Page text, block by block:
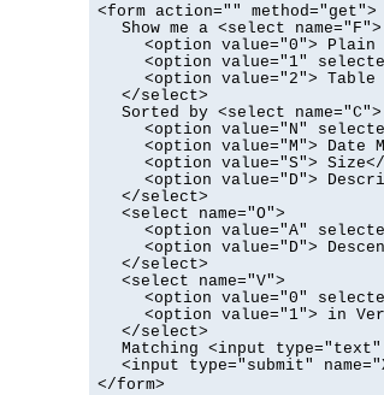
<form action="" method="get">
Show me a <select name="F">
<option value="0">
<option value="1"
<option value="2">
</select>
Sorted by <select name="C">
<option value="N"
<option value="M"> Date
<option value="S">
<option value="D">
</select>
<select name="O">
<option value="A"
<option value="D">
</select>
<select name="V">
<option value="0"
<option value="1"> in
</select>
Matching <input
<input type="submit"
</form>